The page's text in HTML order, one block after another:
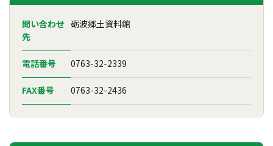
問い合わせ
先
砺波郷土資料館
電話番号 0763-32-2339
FAX番号 0763-32-2436